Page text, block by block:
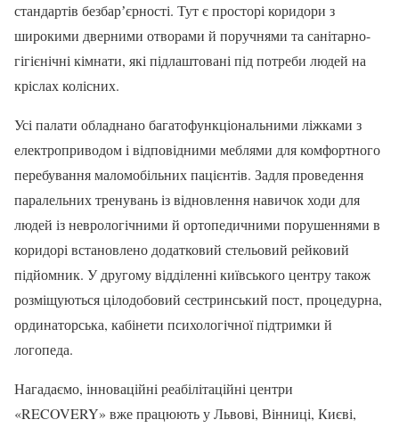
стандартів безбарʼєрності. Тут є просторі коридори з
широкими дверними отворами й поручнями та санітарно-
гігієнічні кімнати, які підлаштовані під потреби людей на
кріслах колісних.
Усі палати обладнано багатофункціональними ліжками з
електроприводом і відповідними меблями для комфортного
перебування маломобільних пацієнтів. Задля проведення
паралельних тренувань із відновлення навичок ходи для
людей із неврологічними й ортопедичними порушеннями в
коридорі встановлено додатковий стельовий рейковий
підйомник. У другому відділенні київського центру також
розміщуються цілодобовий сестринський пост, процедурна,
ординаторська, кабінети психологічної підтримки й
логопеда.
Нагадаємо, інноваційні реабілітаційні центри
«RECOVERY» вже працюють у Львові, Вінниці, Києві,